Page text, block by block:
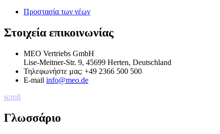
Προστασία των νέων
Στοιχεία επικοινωνίας
MEO Vertriebs GmbH
Lise-Meitner-Str. 9, 45699 Herten, Deutschland
Τηλεφωνήστε μας: +49 2366 500 500
E-mail info@meo.de
scroll
Γλωσσάριο